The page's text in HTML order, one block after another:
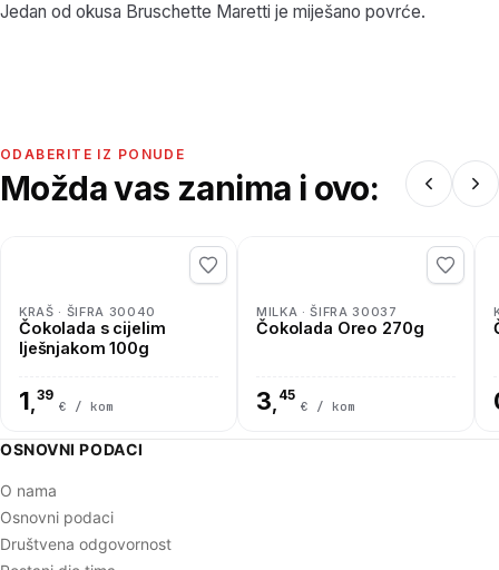
Jedan od okusa Bruschette Maretti je miješano povrće.
ODABERITE IZ PONUDE
Možda vas zanima i ovo:
KRAŠ · ŠIFRA 30040
Čokolada s cijelim
lješnjakom 100g
1,39
€ / kom
MILKA · ŠIFRA 30037
Čokolada Oreo 270g
3, 45
€ / kom
OSNOVNI PODACI
O nama
Osnovni podaci
Društvena odgovornost